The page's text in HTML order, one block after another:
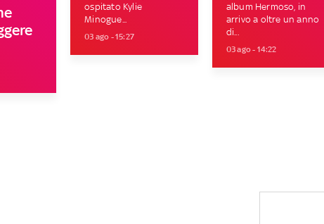
ospitato Kylie
Minogue...
03 ago - 15:27
album Hermoso, in
arrivo a oltre un anno
di...
03 ago - 14:22